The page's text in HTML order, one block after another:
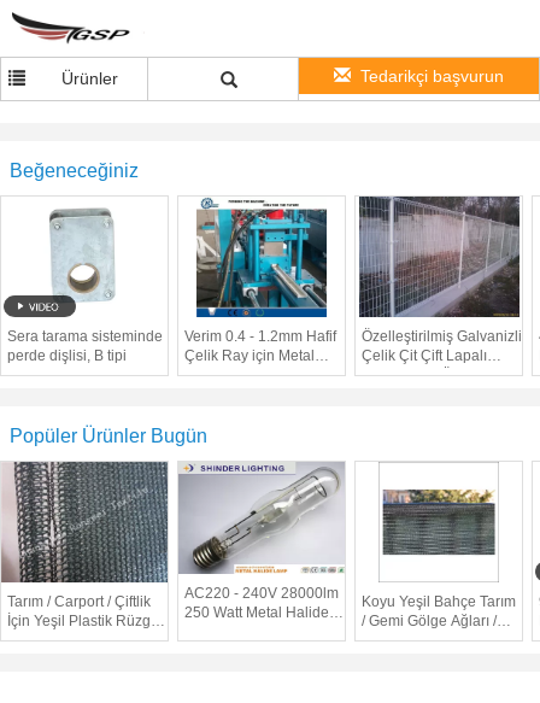
Ürünler Tedarikçi başvurun
Beğeneceğiniz
Sera tarama sisteminde
perde dişlisi, B tipi
Verim 0.4 - 1.2mm Hafif
Çelik Ray için Metal
Saplama Rulo
Özelleştirilmiş Galvanizli
Çelik Çit Çift Lapalı
Pastoral Çit Ön Günde
Popüler Ürünler Bugün
Tarım / Carport / Çiftlik
İçin Yeşil Plastik Rüzgar
geçiren Gölge Ağları
AC220 - 240V 28000lm
250 Watt Metal Halide
Koyu Yeşil Bahçe Tarım
/ Gemi Gölge Ağları /
Sera Gölgelimi